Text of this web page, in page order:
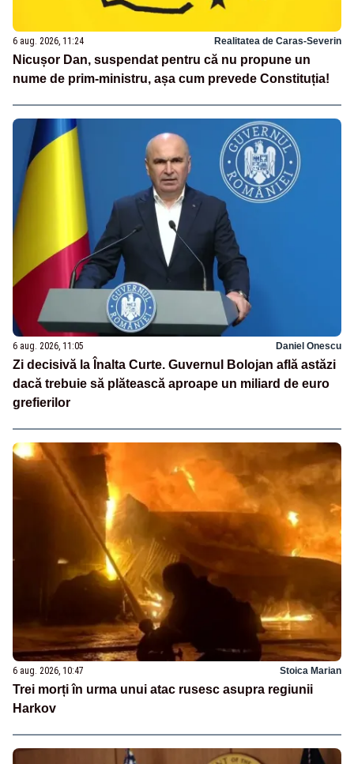
6 aug. 2026, 11:24 Realitatea de Caras-Severin
Nicușor Dan, suspendat pentru că nu propune un
nume de prim-ministru, așa cum prevede Constituția!
6 aug. 2026, 11:05 Daniel Onescu
Zi decisivă la Înalta Curte. Guvernul Bolojan află astăzi
dacă trebuie să plătească aproape un miliard de euro
grefierilor
6 aug. 2026, 10:47 Stoica Marian
Trei morți în urma unui atac rusesc asupra regiunii
Harkov